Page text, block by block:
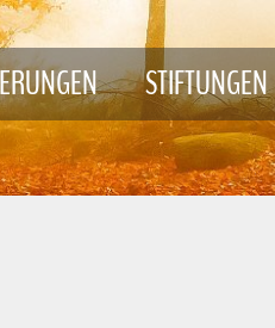
STIFTUNGEN